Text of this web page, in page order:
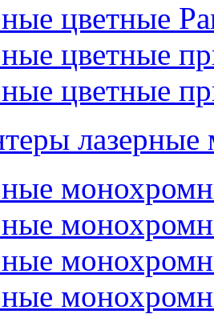
цветные
цветные
цветные